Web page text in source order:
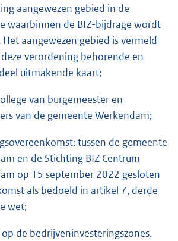
aangewezen gebied in de
waarbinnen de BIZ-bijdrage wordt
Het aangewezen gebied is vermeld
verordening behorende en
uitmakende kaart;
van burgemeester en
van de gemeente Werkendam;
tussen de gemeente
en de Stichting BIZ Centrum
op 15 september 2022 gesloten
als bedoeld in artikel 7, derde
wet;
de bedrijveninvesteringszones.